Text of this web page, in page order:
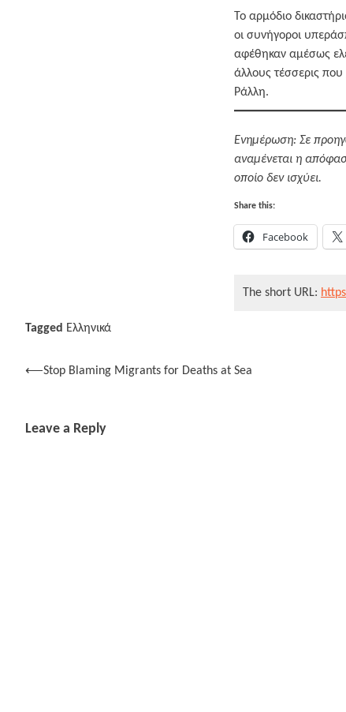
Το αρμόδιο
οι συνήγοροι
αφέθηκαν αμέσως
άλλους τέσσερις που
Ράλλη.
Ενημέρωση: Σε
αναμένεται η
οποίο δεν ισχύει.
Share this:
Facebook
The short URL:
Tagged Ελληνικά
Post
⟵Stop Blaming Migrants for Deaths at Sea
Leave a Reply